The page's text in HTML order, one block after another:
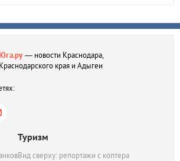
— новости Краснодара,
Краснодарского края и Адыгеи
Туризм
Вид сверху: репортажи с коптера